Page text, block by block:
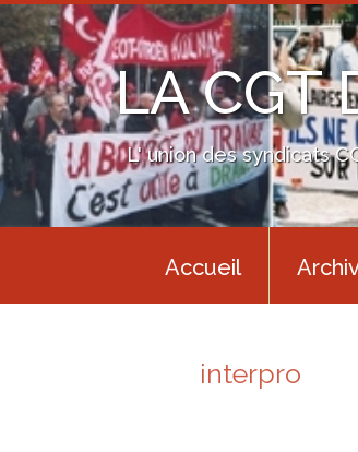
LA CGT
L' union des syndicats
Accueil
interpro